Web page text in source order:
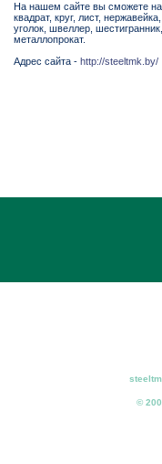
На нашем сайте вы сможете
квадрат, круг, лист,
уголок, швеллер,
металлопрокат.
Адрес сайта - http://steeltmk.by/
©